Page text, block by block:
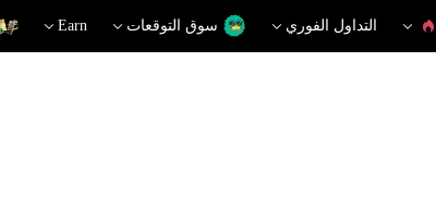
التداول الفوري سوق التوقعات Earn